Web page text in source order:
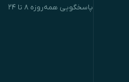
پاسخگویی همه‌روزه ۸ تا ۲۴